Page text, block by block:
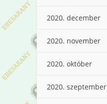
2020. december
2020. november
2020. október
2020. szeptember